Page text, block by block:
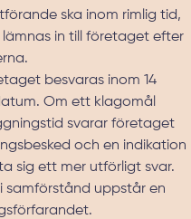
ska inom rimlig tid,
in till företaget efter
besvaras inom 14
Om ett klagomål
svarar företaget
och en indikation
sig ett mer utförligt svar.
samförstånd uppstår en